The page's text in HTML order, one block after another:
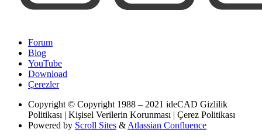
Forum
Blog
YouTube
Download
Çerezler
Copyright © Copyright 1988 – 2021 ideCAD Gizlilik
Politikası | Kişisel Verilerin Korunması | Çerez Politikası
Powered by Scroll Sites & Atlassian Confluence